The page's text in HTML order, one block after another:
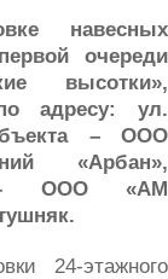
навесных
очереди
высотки»,
адресу: ул.
– ООО
«Арбан»,
– ООО «АМ
24-этажного